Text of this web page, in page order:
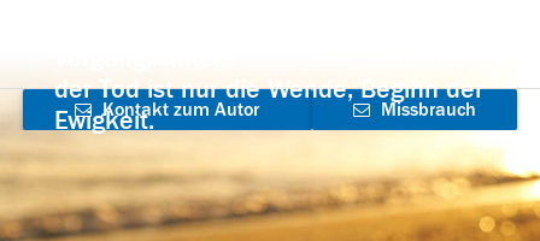
der Tod ist nur die Wende, Beginn der
Ewigkeit.
Kontakt zum Autor
aufnehmen
Missbrauch